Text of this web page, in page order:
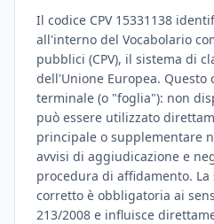
Il codice CPV 15331138
all'interno del Vocabolario
pubblici (CPV), il sistema di
dell'Unione Europea. Questo
terminale (o "foglia"): non
può essere utilizzato
principale o supplementare
avvisi di aggiudicazione e
procedura di affidamento. La
corretto è obbligatoria ai
213/2008 e influisce